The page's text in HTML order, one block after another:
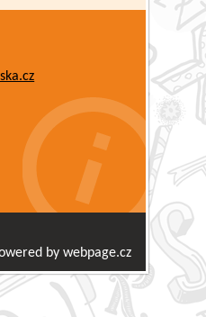
by webpage.cz